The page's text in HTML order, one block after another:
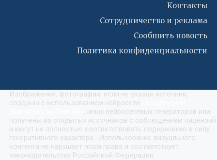
Контакты
Сотрудничество и реклама
Сообшить новость
Политика конфиденциальности
Изображения, фотографии, если не указан источник,
созданы с использованием нейросети
, иных нейросетевых генераторов или
получены из открытых источников с соблюдением лицензий
и могут не полностью соответствовать содержанию в силу
генеративного характера. Использование визуального
контента не нарушает норм права и соответствует
законодательству Российской Федерации.